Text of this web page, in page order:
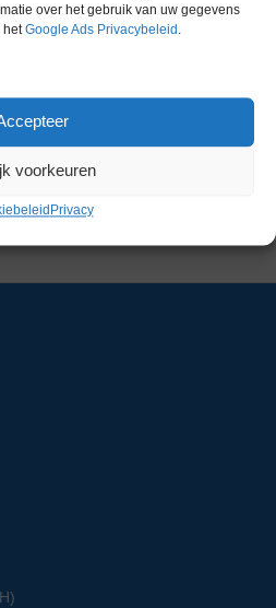
over het gebruik van uw gegevens
hetGoogle Ads Privacybeleid .
voorkeuren
Privacy